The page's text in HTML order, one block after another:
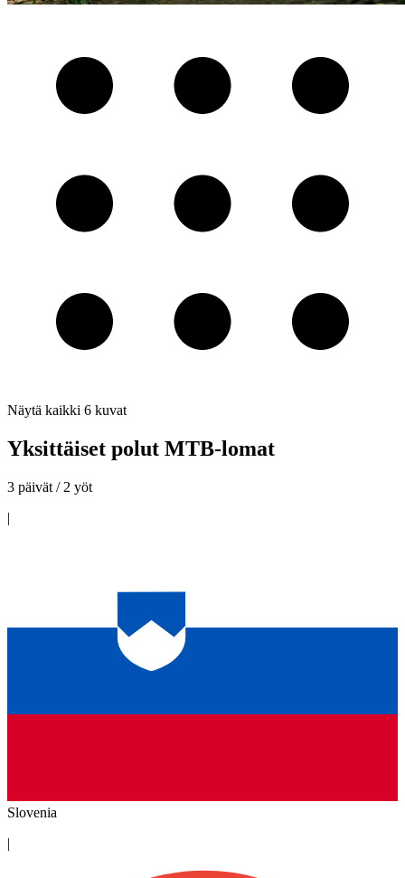
Näytä kaikki 6 kuvat
Yksittäiset polut MTB-lomat
3 päivät / 2 yöt
|
Slovenia
|